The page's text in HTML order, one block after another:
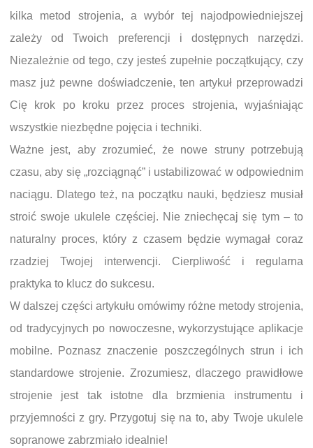
kilka metod strojenia, a wybór tej najodpowiedniejszej
zależy od Twoich preferencji i dostępnych narzędzi.
Niezależnie od tego, czy jesteś zupełnie początkujący, czy
masz już pewne doświadczenie, ten artykuł przeprowadzi
Cię krok po kroku przez proces strojenia, wyjaśniając
wszystkie niezbędne pojęcia i techniki.
Ważne jest, aby zrozumieć, że nowe struny potrzebują
czasu, aby się „rozciągnąć” i ustabilizować w odpowiednim
naciągu. Dlatego też, na początku nauki, będziesz musiał
stroić swoje ukulele częściej. Nie zniechęcaj się tym – to
naturalny proces, który z czasem będzie wymagał coraz
rzadziej Twojej interwencji. Cierpliwość i regularna
praktyka to klucz do sukcesu.
W dalszej części artykułu omówimy różne metody strojenia,
od tradycyjnych po nowoczesne, wykorzystujące aplikacje
mobilne. Poznasz znaczenie poszczególnych strun i ich
standardowe strojenie. Zrozumiesz, dlaczego prawidłowe
strojenie jest tak istotne dla brzmienia instrumentu i
przyjemności z gry. Przygotuj się na to, aby Twoje ukulele
sopranowe zabrzmiało idealnie!